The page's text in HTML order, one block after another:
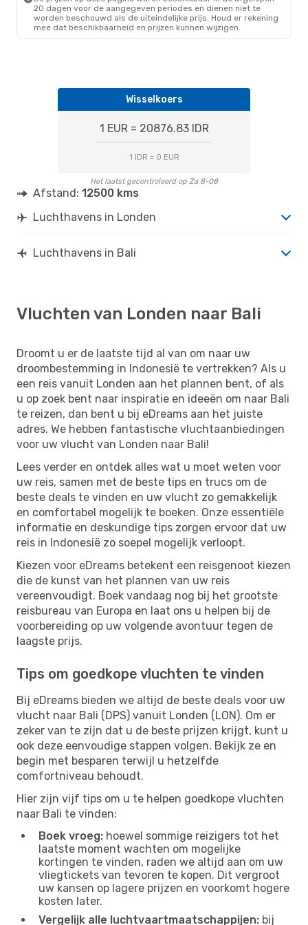
20 dagen voor de aangegeven periodes en dienen niet te
worden beschouwd als de uiteindelijke prijs. Houd er rekening
mee dat beschikbaarheid en prijzen kunnen wijzigen.
Wisselkoers
1 EUR = 20876.83 IDR
1 IDR = 0 EUR
Het laatst gecontroleerd op Za 8-08
Afstand: 12500 kms
Luchthavens in Londen
Luchthavens in Bali
Vluchten van Londen naar Bali
Droomt u er de laatste tijd al van om naar uw
droombestemming in Indonesië te vertrekken? Als u
een reis vanuit Londen aan het plannen bent, of als
u op zoek bent naar inspiratie en ideeën om naar Bali
te reizen, dan bent u bij eDreams aan het juiste
adres. We hebben fantastische vluchtaanbiedingen
voor uw vlucht van Londen naar Bali!
Lees verder en ontdek alles wat u moet weten voor
uw reis, samen met de beste tips en trucs om de
beste deals te vinden en uw vlucht zo gemakkelijk
en comfortabel mogelijk te boeken. Onze essentiële
informatie en deskundige tips zorgen ervoor dat uw
reis in Indonesië zo soepel mogelijk verloopt.
Kiezen voor eDreams betekent een reisgenoot kiezen
die de kunst van het plannen van uw reis
vereenvoudigt. Boek vandaag nog bij het grootste
reisbureau van Europa en laat ons u helpen bij de
voorbereiding op uw volgende avontuur tegen de
laagste prijs.
Tips om goedkope vluchten te vinden
Bij eDreams bieden we altijd de beste deals voor uw
vlucht naar Bali (DPS) vanuit Londen (LON). Om er
zeker van te zijn dat u de beste prijzen krijgt, kunt u
ook deze eenvoudige stappen volgen. Bekijk ze en
begin met besparen terwijl u hetzelfde
comfortniveau behoudt.
Hier zijn vijf tips om u te helpen goedkope vluchten
naar Bali te vinden:
Boek vroeg: hoewel sommige reizigers tot het
laatste moment wachten om mogelijke
kortingen te vinden, raden we altijd aan om uw
vliegtickets van tevoren te kopen. Dit vergroot
uw kansen op lagere prijzen en voorkomt hogere
kosten later.
Vergelijk alle luchtvaartmaatschappijen: bij